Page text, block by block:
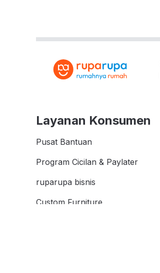
Layanan Konsumen
Pusat Bantuan
Program Cicilan & Paylater
ruparupa bisnis
Custom Furniture